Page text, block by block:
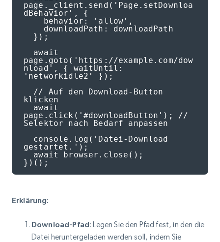
page._client.send('Page.setDownloa
dBehavior', {
page.goto('https://example.com/dow
nload', { waitUntil:
'networkidle2' });
klicken
page.click('#downloadButton'); //
Selektor nach Bedarf anpassen
gestartet.');
})();
Erklärung:
Download-Pfad: Legen Sie den Pfad fest, in den die
Datei heruntergeladen werden soll, indem Sie